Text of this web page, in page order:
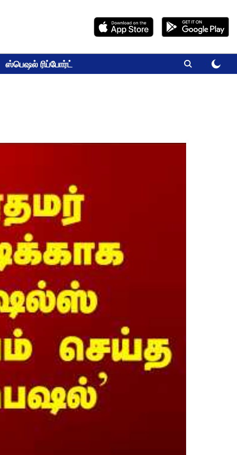
ஸ்பெஷல் ரிப்போர்ட்